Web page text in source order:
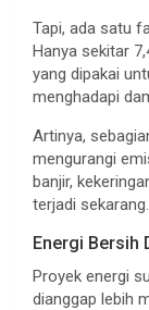
Tapi, ada satu
Hanya sekitar
yang dipakai
menghadapi
Artinya,
mengurangi
banjir,
terjadi sekarang.
Energi Bersih
Proyek energi
dianggap lebih